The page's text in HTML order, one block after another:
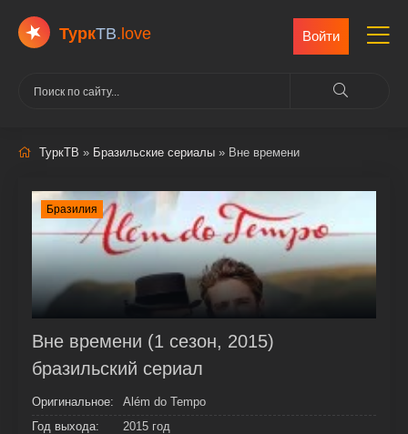
ТуркТВ.love Войти
ТуркТВ » Бразильские сериалы » Вне времени
Бразилия
Вне времени (1 сезон, 2015)
бразильский сериал
Оригинальное:
Além do Tempo
Год выхода:
2015 год